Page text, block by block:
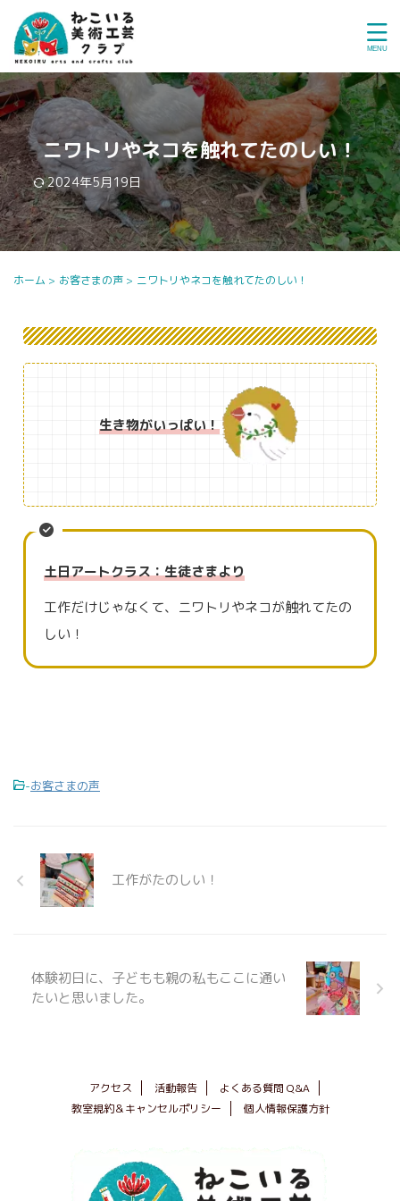
ニワトリやネコを触れてたのしい！
2024年5月19日
ホーム > お客さまの声 > ニワトリやネコを触れてたのしい！
生き物がいっぱい！
土日アートクラス：生徒さまより
工作だけじゃなくて、ニワトリやネコが触れてたの
しい！
-お客さまの声
工作がたのしい！
体験初日に、子どもも親の私もここに通い
たいと思いました。
アクセス 活動報告
よくある質問 Q&A
教室規約＆キャンセルポリシー
個人情報保護方針